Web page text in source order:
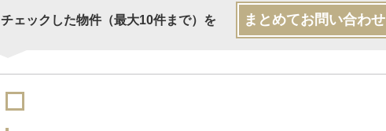
チェックした物件（最大10件まで）を まとめてお問い合わせ